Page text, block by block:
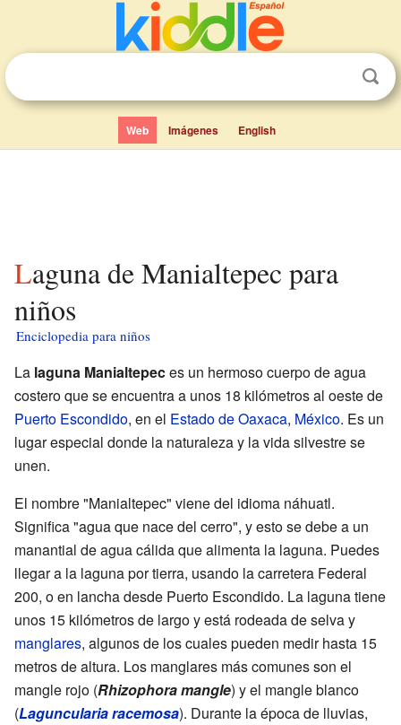
Web Imágenes English
Laguna de Manialtepec para
niños
Enciclopedia para niños
La laguna Manialtepeces un hermoso cuerpo de agua
costero que se encuentra a unos 18 kilómetros al oeste de
Puerto Escondido, en el Estado de Oaxaca, México. Es un
lugar especial donde la naturaleza y la vida silvestre se
unen.
El nombre "Manialtepec" viene del idioma náhuatl.
Significa "agua que nace del cerro", y esto se debe a un
manantial de agua cálida que alimenta la laguna. Puedes
llegar a la laguna por tierra, usando la carretera Federal
200, o en lancha desde Puerto Escondido. La laguna tiene
unos 15 kilómetros de largo y está rodeada de selva y
manglares, algunos de los cuales pueden medir hasta 15
metros de altura. Los manglares más comunes son el
mangle rojo (Rhizophora mangle) y el mangle blanco
(Laguncularia racemosa). Durante la época de lluvias,